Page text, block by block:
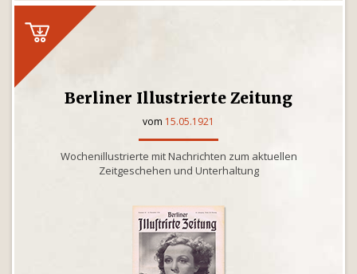
Berliner Illustrierte Zeitung
vom 15.05.1921
Wochenillustrierte mit Nachrichten zum aktuellen
Zeitgeschehen und Unterhaltung